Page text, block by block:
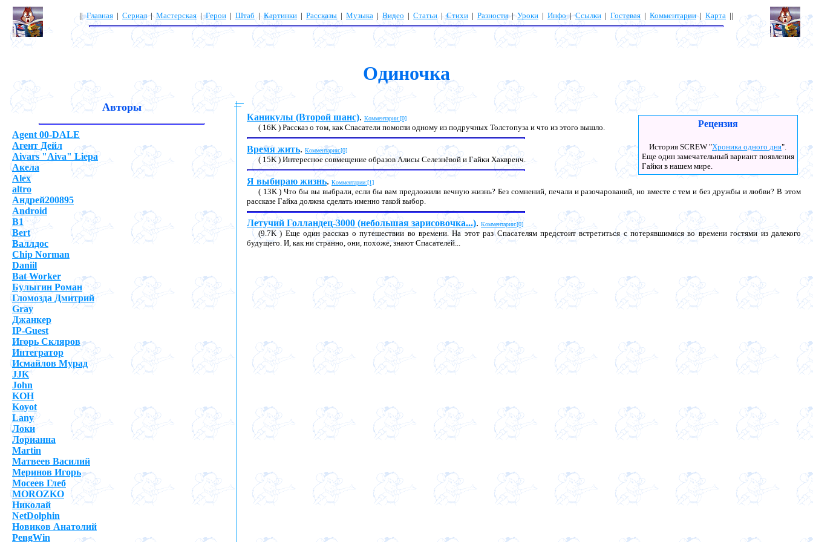
||Главная | Сериал|Мастерская |Герои | Штаб |Картинки | Рассказы | Музыка |Видео | Статьи|Стихи | Разности|Уроки | Инфо|Ссылки | Гостевая | Комментарии| Карта ||
Одиночка
Авторы
Agent 00-DALE
Агент Дейл
Aivars "Aiva" Liepa
Акела
Alex
altro
Андрей200895
Android
B1
Bert
Валлдос
Chip Norman
Daniil
Bat Worker
Булыгин Роман
Гломозда Дмитрий
Gray
Джанкер
IP-Guest
Игорь Скляров
Интегратор
Исмайлов Мурад
JJK
John
KOH
Koyot
Lany
Локи
Лорианна
Martin
Матвеев Василий
Меринов Игорь
Мосеев Глеб
MOROZKO
Николай
NetDolphin
Новиков Анатолий
PengWin
Рецензия
История SCREW "Хроника одного дня".
Еще один замечательный вариант появления
Гайки в нашем мире.
Каникулы (Второй шанс). Комментарии:[0]
( 16K ) Рассказ о том, как Спасатели помогли одному из подручных Толстопуза и что из этого вышло.
Время жить. Комментарии:[0]
( 15K ) Интересное совмещение образов Алисы Селезнёвой и Гайки Хаквренч.
Я выбираю жизнь. Комментарии:[1]
( 13K ) Что бы вы выбрали, если бы вам предложили вечную жизнь? Без сомнений, печали и разочарований, но вместе с тем и без дружбы и любви? В этом
рассказе Гайка должна сделать именно такой выбор.
Летучий Голландец-3000 (небольшая зарисовочка...). Комментарии:[0]
(9.7K ) Еще один рассказ о путешествии во времени. На этот раз Спасателям предстоит встретиться с потерявшимися во времени гостями из далекого
будущего. И, как ни странно, они, похоже, знают Спасателей...